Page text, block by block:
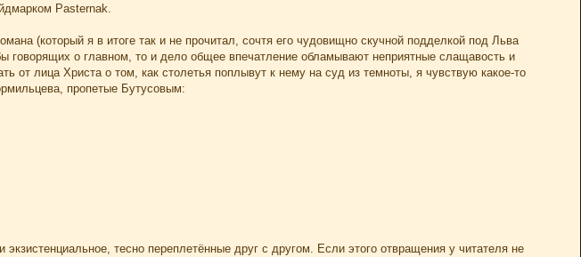
Pasternak.
(который я в итоге так и не прочитал, сочтя его чудовищно скучной подделкой под Льва
говорящих о главном, то и дело общее впечатление обламывают неприятные слащавость и
от лица Христа о том, как столетья поплывут к нему на суд из темноты, я чувствую какое-то
пропетые Бутусовым:
тесно переплетённые друг с другом. Если этого отвращения у читателя не